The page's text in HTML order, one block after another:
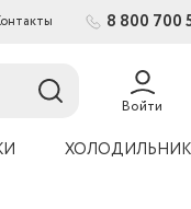
8 800 700
Войти